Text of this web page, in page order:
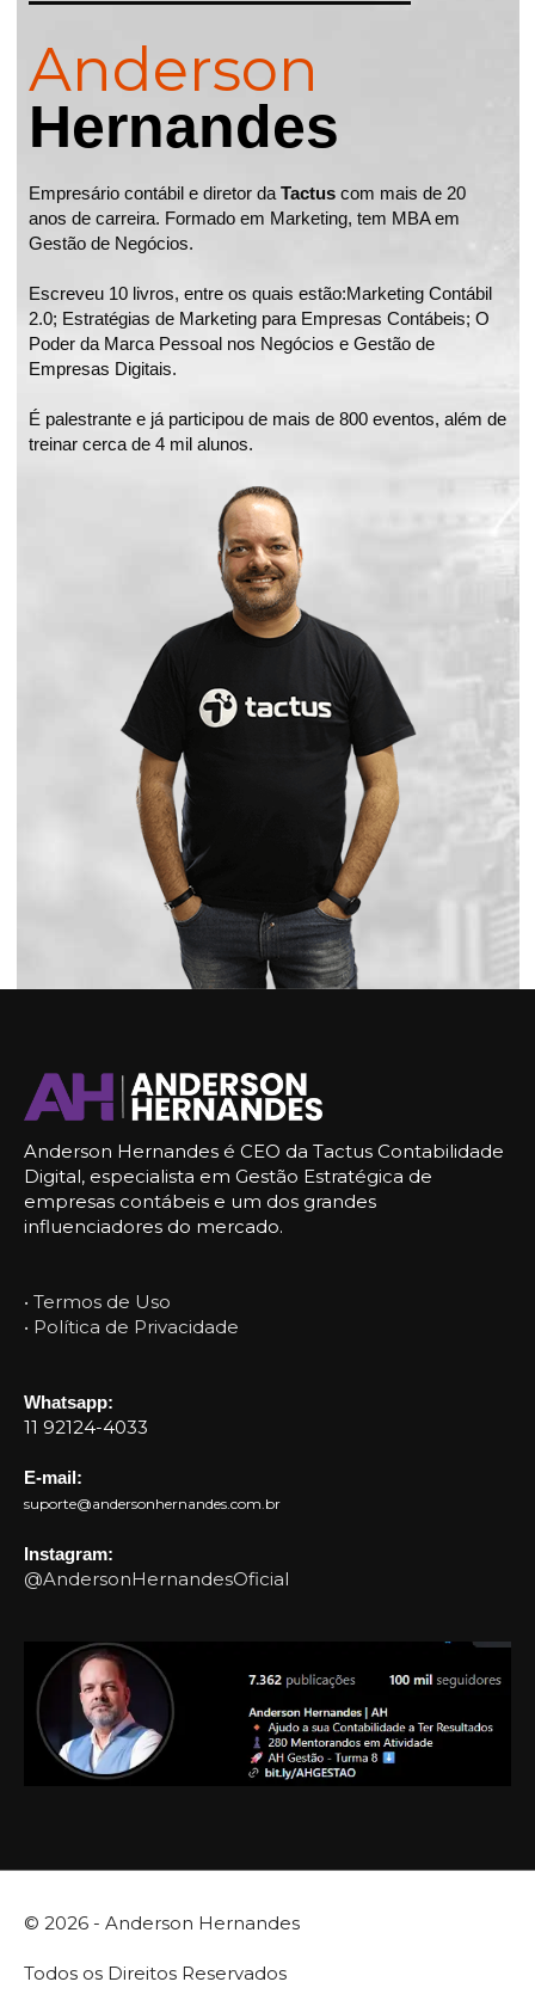
Anderson
Hernandes
Empresário contábil e diretor da Tactuscom mais de 20
anos de carreira. Formado em Marketing, tem MBA em
Gestão de Negócios.
Escreveu 10 livros, entre os quais estão:Marketing Contábil
2.0; Estratégias de Marketing para Empresas Contábeis; O
Poder da Marca Pessoal nos Negócios e Gestão de
Empresas Digitais.
É palestrante e já participou de mais de 800 eventos, além de
treinar cerca de 4 mil alunos.
Anderson Hernandes é CEO da Tactus Contabilidade
Digital, especialista em Gestão Estratégica de
empresas contábeis e um dos grandes
influenciadores do mercado.
• Termos de Uso
• Política de Privacidade
Whatsapp:
11 92124-4033
E-mail:
suporte@andersonhernandes.com.br
Instagram:
@AndersonHernandesOficial
© 2026 - Anderson Hernandes
Todos os Direitos Reservados